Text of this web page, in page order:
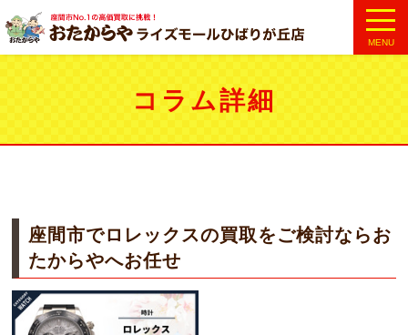
MENU
コラム詳細
座間市でロレックスの買取をご検討ならお
たからやへお任せ